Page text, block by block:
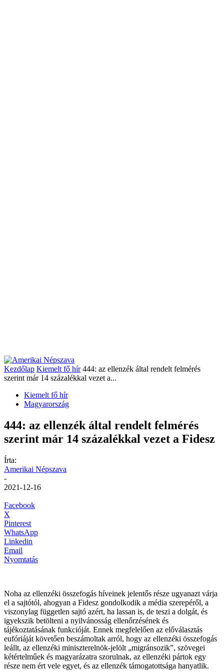
Kezdőlap Kiemelt fő hír 444: az ellenzék által rendelt felmérés
szerint már 14 százalékkal vezet a...
Kiemelt fő hír
Magyarország
444: az ellenzék által rendelt felmérés
szerint már 14 százalékkal vezet a Fidesz
Írta:
Amerikai Népszava
-
2021-12-16
Facebook
X
Pinterest
WhatsApp
Linkedin
Email
Nyomtatás
Noha az ellenzéki összefogás híveinek jelentős része ugyanazt várja
el a sajtótól, ahogyan a Fidesz gondolkodik a média szerepéről, a
viszonylag független sajtó azért, ha lassan is, de teszi a dolgát, és
igyekszik betölteni a nyilvánosság ellenőrzésének és
tájékoztatásának funkcióját. Ennek megfelelően az előválasztás
eufóriáját követően beszámoltak arról, hogy az ellenzéki összefogás
leállt, az ellenzéki miniszterelnök-jelölt „migránsozik”, szövegei
kétértelműek és magyarázatra szorulnak, az ellenzéki pártok egy
része nem ért vele egyet, és az ellenzék támogatottsága hanyatlik.